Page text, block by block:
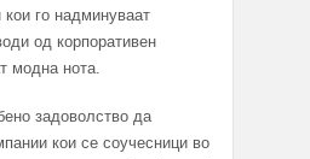
кои го надминуваат
од корпоративен
модна нота.
задоволство да
кои се соучесници во